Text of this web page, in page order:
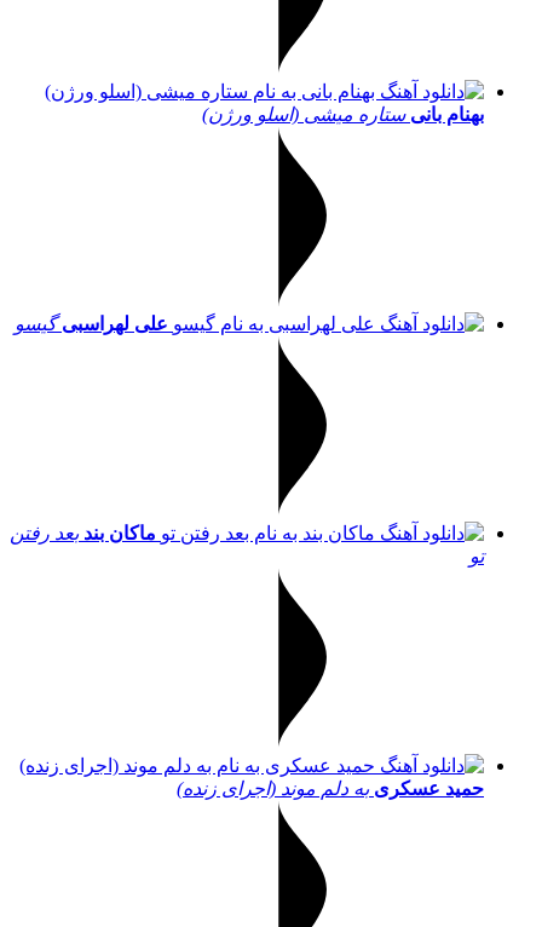
بهنام بانی ستاره میشی (اسلو ورژن)
علی لهراسبی گیسو
ماکان بند بعد رفتن
تو
حمید عسکری به دلم موند (اجرای زنده)